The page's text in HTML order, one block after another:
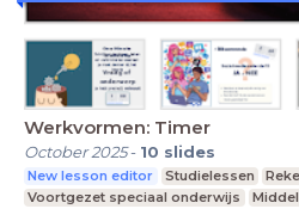
Werkvormen: Timer
October 2025- 10 slides
New lesson editor Studielessen
Voortgezet speciaal onderwijs